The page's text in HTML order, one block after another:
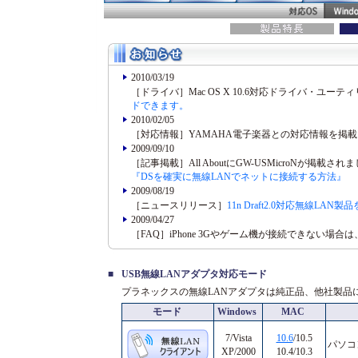
2010/03/19
［ドライバ］Mac OS X 10.6対応ドライバ・ユーテ
ドできます。
2010/02/05
［対応情報］YAMAHA電子楽器との対応情報を掲
2009/09/10
［記事掲載］All AboutにGW-USMicroNが掲載されま
『DSを確実に無線LANでネットに接続する方法』
2009/08/19
［ニュースリリース］ 11n Draft2.0対応無線LAN製
2009/04/27
［FAQ］iPhone 3Gやゲーム機が接続できない場合は
■
USB無線LANアダプタ対応モード
プラネックスの無線LANアダプタは純正品、他社製
モード
Windows MAC
7/Vista
XP/2000
10.6/10.5
10.4/10.3
パソ